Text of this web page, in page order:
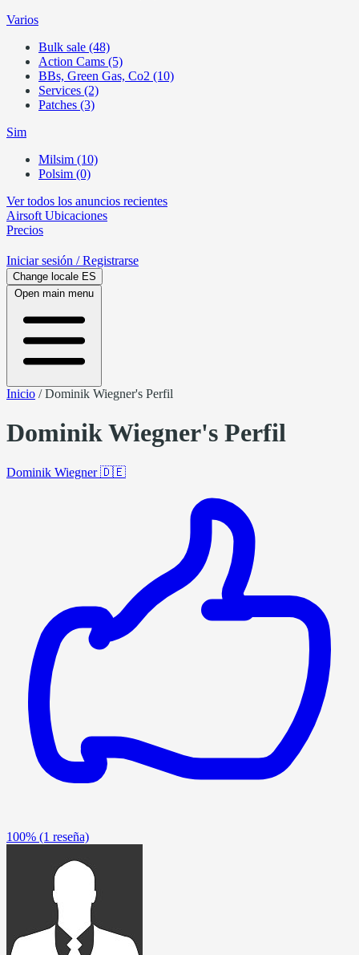
Varios
Bulk sale (48)
Action Cams (5)
BBs, Green Gas, Co2 (10)
Services (2)
Patches (3)
Sim
Milsim (10)
Polsim (0)
Ver todos los anuncios recientes
Airsoft Ubicaciones
Precios
Iniciar sesión / Registrarse
Change locale ES
Open main menu
Inicio /Dominik Wiegner's Perfil
Dominik Wiegner's Perfil
Dominik Wiegner🇩🇪
100% (1 reseña)